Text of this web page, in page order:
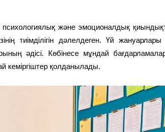
психологиялық және эмоционалдық
тиімділігін дәлелдеген. Үй жануарлары
әдісі. Көбінесе мұндай
кеміргіштер қолданылады.